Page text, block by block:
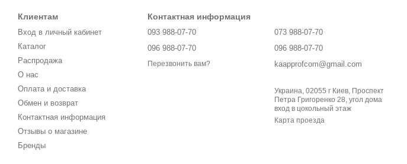
Клиентам
Вход в личный кабинет
Каталог
Распродажа
О нас
Оплата и доставка
Обмен и возврат
Контактная информация
Отзывы о магазине
Бренды
Контактная информация
093 988-07-70
096 988-07-70
Перезвонить вам?
073 988-07-70
096 988-07-70
kaapprofcom@gmail.com
Украина, 02055 г Киев, Проспект
Петра Григоренко 28, угол дома
вход в цокольный этаж
Карта проезда